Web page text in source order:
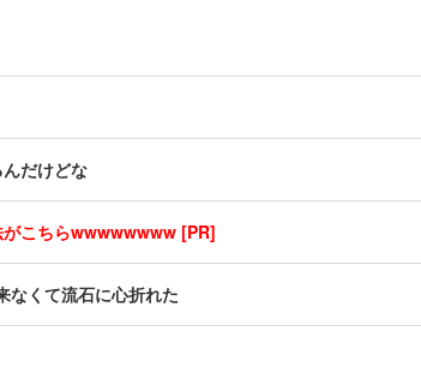
だけどな
がこちらwwwwwwww [PR]
なくて流石に心折れた